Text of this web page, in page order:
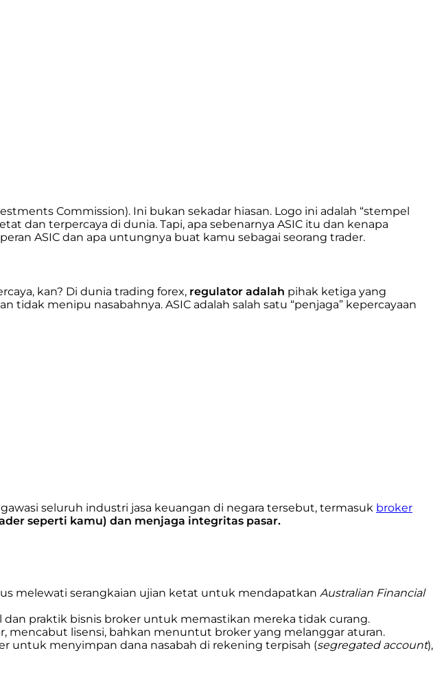
Commission). Ini bukan sekadar hiasan. Logo ini adalah “stempel
dan terpercaya di dunia. Tapi, apa sebenarnya ASIC itu dan kenapa
ASIC dan apa untungnya buat kamu sebagai seorang trader.
kan? Di dunia trading forex, regulator adalah pihak ketiga yang
menipu nasabahnya. ASIC adalah salah satu “penjaga” kepercayaan
seluruh industri jasa keuangan di negara tersebut, termasuk broker
seperti kamu) dan menjaga integritas pasar.
melewati serangkaian ujian ketat untuk mendapatkan Australian Financial
dan praktik bisnis broker untuk memastikan mereka tidak curang.
mencabut lisensi, bahkan menuntut broker yang melanggar aturan.
untuk menyimpan dana nasabah di rekening terpisah (segregated account),